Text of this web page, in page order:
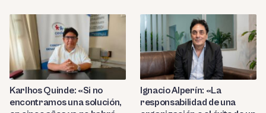
competentes»
Karlhos Quinde: «Si no
encontramos una solución,
Ignacio Alperín: «La
responsabilidad de una